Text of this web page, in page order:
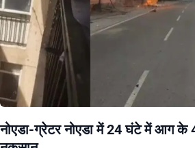
नोएडा-ग्रेटर नोएडा में 24 घंटे में आग के